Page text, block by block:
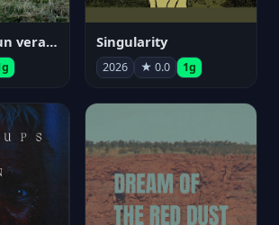
La ilusión de un verano sin fin Singularity
2026 ★ 0.0 1g